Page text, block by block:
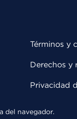
Términos y
Derechos y
Privacidad
del navegador.